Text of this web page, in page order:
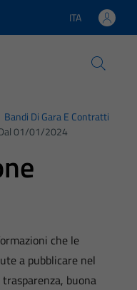
Lingua attiva:
ITA
Bandi Di Gara E Contratti
01/01/2024
che le
a pubblicare nel
buona